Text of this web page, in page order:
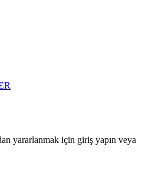
yararlanmak için giriş yapın veya